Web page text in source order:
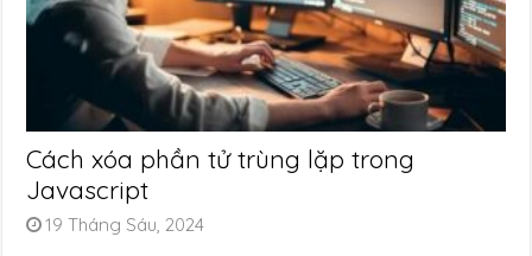
Cách xóa phần tử trùng lặp trong
Javascript
19 Tháng Sáu, 2024